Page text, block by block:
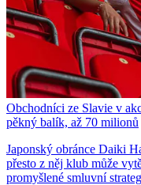
Obchodníci ze Slavie v
pěkný balík, až 70 milionů
Japonský obránce Daiki
přesto z něj klub může
promyšlené smluvní